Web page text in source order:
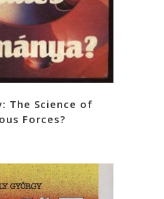
The Science of
Forces?